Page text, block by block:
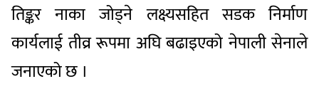
तिङ्कर नाका जोड्ने लक्ष्यसहित सडक निर्माण
कार्यलाई तीव्र रूपमा अघि बढाइएको नेपाली सेनाले
जनाएको छ ।